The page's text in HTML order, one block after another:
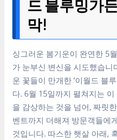
드 블루밍가
막!
싱그러운 봄기운이 완연한 5
가 눈부신 변신을 시도했습
운 꽃들이 만개한 ‘이월드 블
다. 6월 15일까지 펼쳐지는
을 감상하는 것을 넘어, 짜릿
벤트까지 더해져 방문객들에
것입니다. 따스한 햇살 아래,